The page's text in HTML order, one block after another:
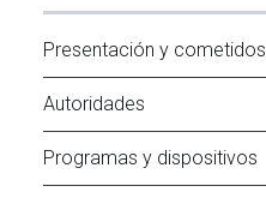
Presentación y cometidos
Autoridades
Programas y dispositivos